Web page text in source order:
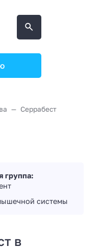
Серрабест
группа:
системы
в